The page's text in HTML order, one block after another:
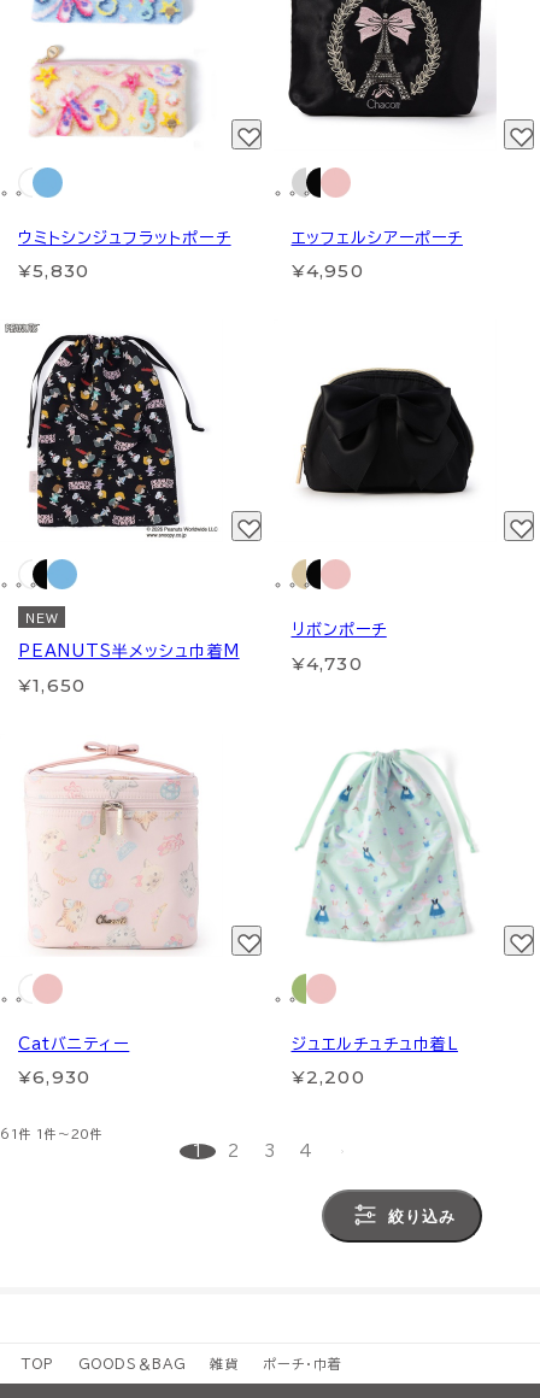
ウミトシンジュフラットポーチ
¥5,830
エッフェルシアーポーチ
¥4,950
NEW
PEANUTS半メッシュ巾着M
¥1,650
リボンポーチ
¥4,730
Catバニティー
¥6,930
ジュエルチュチュ巾着L
¥2,200
61件 1件～20件
1 2 3 4
絞り込み
TOP GOODS＆BAG 雑貨 ポーチ・巾着